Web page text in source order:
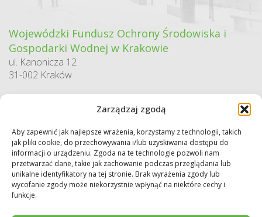
Zarządzaj zgodą
Aby zapewnić jak najlepsze wrażenia, korzystamy z technologii, takich
jak pliki cookie, do przechowywania i/lub uzyskiwania dostępu do
informacji o urządzeniu. Zgoda na te technologie pozwoli nam
przetwarzać dane, takie jak zachowanie podczas przeglądania lub
unikalne identyfikatory na tej stronie. Brak wyrażenia zgody lub
wycofanie zgody może niekorzystnie wpłynąć na niektóre cechy i
funkcje.
Wojewódzki Fundusz Ochrony Środowiska i
Gospodarki Wodnej w Krakowie
ul. Kanonicza 12
31-002 Kraków
Sekretariat / Dziennik podawczy
tel.: 12 422 94 90
e-mail:biuro@wfos.krakow.pl